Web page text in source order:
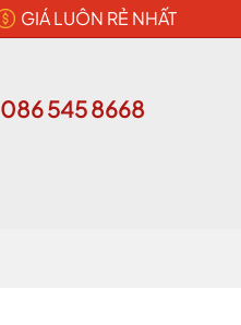
GIÁ LUÔN RẺ NHẤT
086 545 8668